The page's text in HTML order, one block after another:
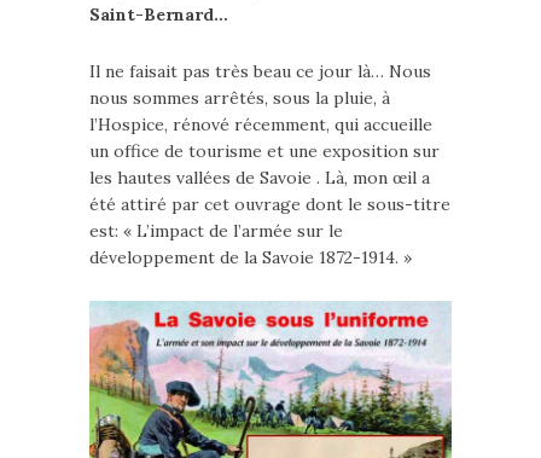
Saint-Bernard…
Il ne faisait pas très beau ce jour là… Nous
nous sommes arrêtés, sous la pluie, à
l’Hospice, rénové récemment, qui accueille
un office de tourisme et une exposition sur
les hautes vallées de Savoie . Là, mon œil a
été attiré par cet ouvrage dont le sous-titre
est: « L’impact de l’armée sur le
développement de la Savoie 1872-1914. »